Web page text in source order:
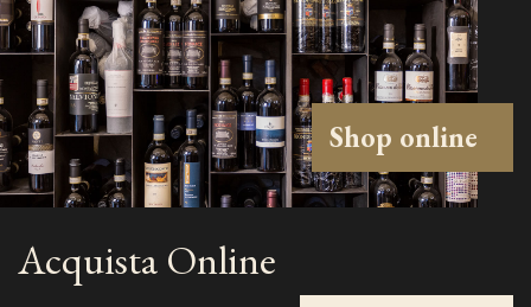
Shop online
Acquista Online